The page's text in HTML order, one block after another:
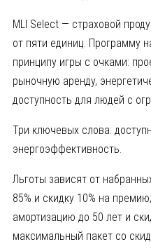
MLI Select — страховой
от пяти единиц. Программу
принципу игры с очками:
рыночную аренду,
доступность для людей с
Три ключевых слова:
энергоэффективность.
Льготы зависят от
85% и скидку 10% на
амортизацию до 50 лет и
максимальный пакет со